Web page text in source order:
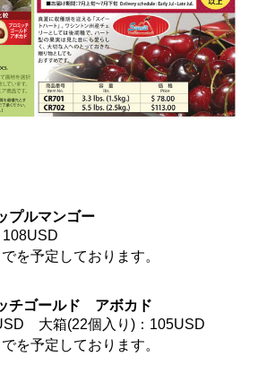
プルマンゴー
を予定しております。
チゴールド アボカド
大箱(22個入り)：105USD
を予定しております。